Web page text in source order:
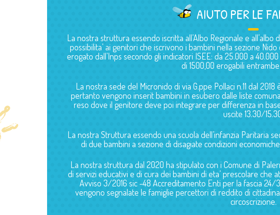
AIUTO PER LE
La nostra struttura essendo iscritta all’Albo Regionale e
possibilita’ ai genitori che iscrivono i bambini nella sezione
erogato dall’Inps secondo gli indicatori ISEE: da 25.000 a
di 1500,00 erogabili entrambe
La nostra sede del Micronido di via G.ppe Pollaci n.11 dal
pertanto vengono inserit bambini in esubero dalle liste
reso dove il genitore deve poi integrare per differenza in
uscite 13.30/
La nostra Struttura essendo una scuola dell’infanzia Paritaria
di due bambini a sezione di disagiate condizioni
La nostra struttura dal 2020 ha stipulato con i Comune di
di servizi educativi e di cura dei bambini di eta’ prescolare che
Avviso 3/2016 sic -48 Accreditamento Enti per la fascia
vengono segnalate le famiglie percettori di reddito di
circoscrizione.